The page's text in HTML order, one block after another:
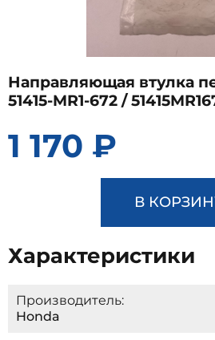
Направляющая втулка
51415-MR1-672 /
1 170 ₽
В
Характеристики
Производитель:
Honda